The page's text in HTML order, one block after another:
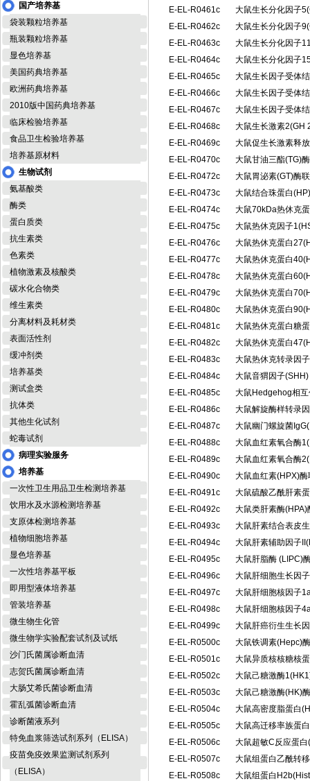
国产培养基
袋装颗粒培养基
瓶装颗粒培养基
显色培养基
美国药典培养基
欧洲药典培养基
2010版中国药典培养基
临床检验培养基
食品卫生检验培养基
培养基原材料
生物试剂
氨基酸类
酶类
蛋白质类
抗生素类
色素类
植物激素及核酸类
碳水化合物类
维生素类
分离材料及耗材类
表面活性剂
缓冲剂类
培养基类
测试盒类
抗体类
其他生化试剂
蛇毒试剂
病理实验服务
培养基
一次性卫生用品卫生检测培养基
饮用水及水源检测培养基
支原体检测培养基
植物细胞培养基
显色培养基
一次性培养基平板
即用型液体培养基
管装培养基
微生物生化管
微生物学实验配套试剂及试纸
沙门氏菌属诊断血清
志贺氏菌属诊断血清
大肠艾希氏菌诊断血清
霍乱弧菌诊断血清
诊断菌液系列
特免血浆筛选试剂系列（ELISA）
疫苗免疫效果监测试剂系列
（ELISA）
E-EL-R0461c
大鼠生长分化因子
E-EL-R0462c
大鼠生长分化因子
E-EL-R0463c
大鼠生长分化因子
E-EL-R0464c
大鼠生长分化因子
E-EL-R0465c
大鼠生长因子受体
E-EL-R0466c
大鼠生长因子受体
E-EL-R0467c
大鼠生长因子受体
E-EL-R0468c
大鼠生长激素2(GH
E-EL-R0469c
大鼠促生长激素释
E-EL-R0470c
大鼠甘油三酯(TG)
E-EL-R0472c
大鼠胃泌素(GT)酶
E-EL-R0473c
大鼠结合珠蛋白
E-EL-R0474c
大鼠70kDa热休克
E-EL-R0475c
大鼠热休克因子
E-EL-R0476c
大鼠热休克蛋白
E-EL-R0477c
大鼠热休克蛋白
E-EL-R0478c
大鼠热休克蛋白
E-EL-R0479c
大鼠热休克蛋白
E-EL-R0480c
大鼠热休克蛋白
E-EL-R0481c
大鼠热休克蛋白糖
E-EL-R0482c
大鼠热休克蛋白
E-EL-R0483c
大鼠热休克转录因
E-EL-R0484c
大鼠音猬因子
E-EL-R0485c
大鼠Hedgehog相
E-EL-R0486c
大鼠解旋酶样转录
E-EL-R0487c
大鼠幽门螺旋菌
E-EL-R0488c
大鼠血红素氧合酶
E-EL-R0489c
大鼠血红素氧合酶
E-EL-R0490c
大鼠血红素(HPX)
E-EL-R0491c
大鼠硫酸乙酰肝素
E-EL-R0492c
大鼠类肝素酶
E-EL-R0493c
大鼠肝素结合表皮
E-EL-R0494c
大鼠肝素辅助因子
E-EL-R0495c
大鼠肝脂酶 (LIPC)
E-EL-R0496c
大鼠肝细胞生长因
E-EL-R0497c
大鼠肝细胞核因子
E-EL-R0498c
大鼠肝细胞核因子
E-EL-R0499c
大鼠肝癌衍生生长
E-EL-R0500c
大鼠铁调素(Hepc)
E-EL-R0501c
大鼠异质核核糖核
E-EL-R0502c
大鼠己糖激酶
E-EL-R0503c
大鼠己糖激酶(HK)
E-EL-R0504c
大鼠高密度脂蛋白
E-EL-R0505c
大鼠高迁移率族蛋
E-EL-R0506c
大鼠超敏C反应蛋
E-EL-R0507c
大鼠组蛋白乙酰转
E-EL-R0508c
大鼠组蛋白